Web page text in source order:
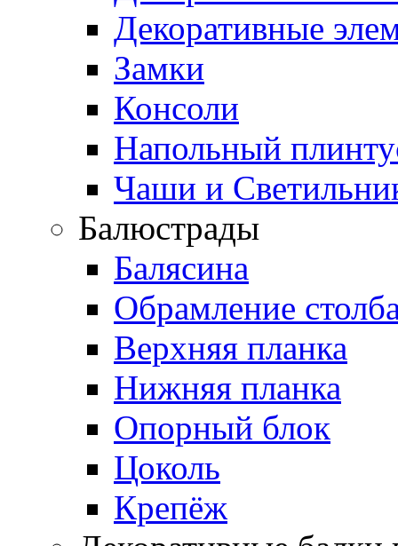
Декоративные
Замки
Консоли
Напольный
Чаши и
Балюстрады
Балясина
Обрамление
Верхняя планка
Нижняя планка
Опорный блок
Цоколь
Крепёж